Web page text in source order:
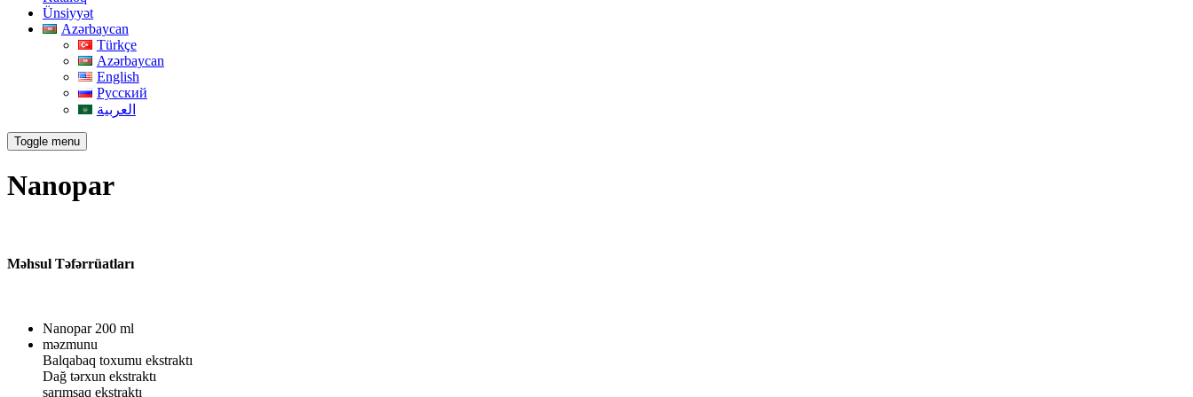
Ünsiyyət
Azərbaycan
Türkçe
Azərbaycan
English
Русский
العربية
Toggle menu
Nanopar
Məhsul Təfərrüatları
Nanopar 200 ml
məzmunu
Balqabaq toxumu ekstraktı
Dağ tərxun ekstraktı
sarımsaq ekstraktı